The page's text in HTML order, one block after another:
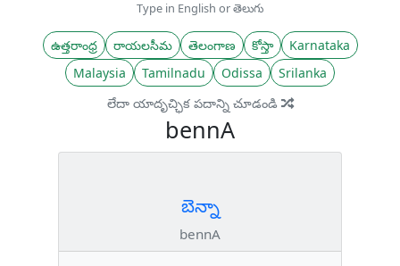
Type in English or తెలుగు
ఉత్తరాంధ్ర రాయలసీమ తెలంగాణ కోస్తా
Karnataka
Malaysia
Tamilnadu Odissa
Srilanka
లేదా యాదృచ్ఛిక పదాన్ని చూడండి
bennA
బెన్నా
bennA